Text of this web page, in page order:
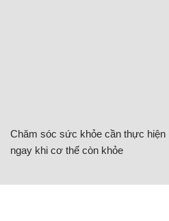
Chăm sóc sức khỏe cần thực hiện
ngay khi cơ thể còn khỏe